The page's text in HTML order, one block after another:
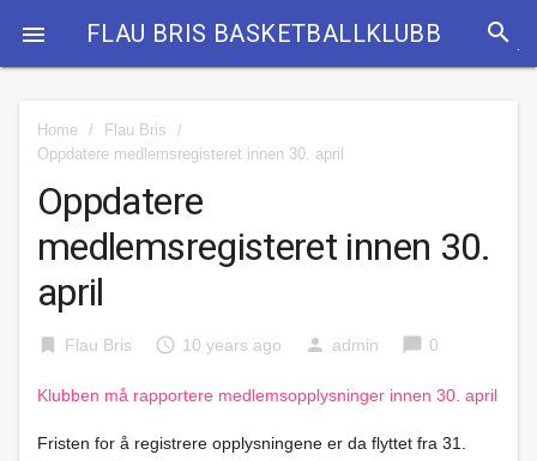
 FLAU BRIS BASKETBALLKLUBB search
Home / Flau Bris
/
Oppdatere medlemsregisteret innen 30. april
Oppdatere
medlemsregisteret innen 30.
april
bookmark Flau Bris access_time 10 years ago person admin chat_bubble 0
Klubben må rapportere medlemsopplysninger innen 30. april
Fristen for å registrere opplysningene er da flyttet fra 31.